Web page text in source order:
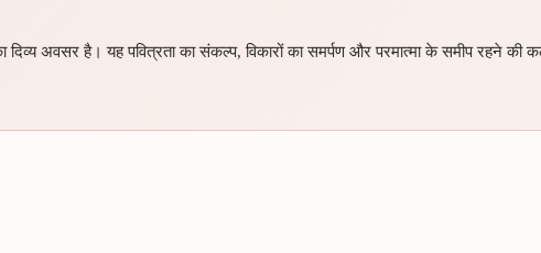
दिव्य अवसर है। यह पवित्रता का संकल्प, विकारों का समर्पण और परमात्मा के समीप रहने